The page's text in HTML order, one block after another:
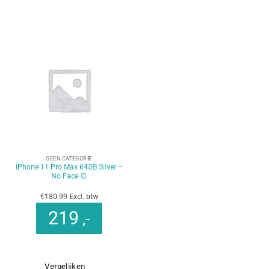
GEEN CATEGORIE
iPhone 11 Pro Max 64GB Silver –
No Face ID
€180.99 Excl. btw
219 ,-
Vergelijken